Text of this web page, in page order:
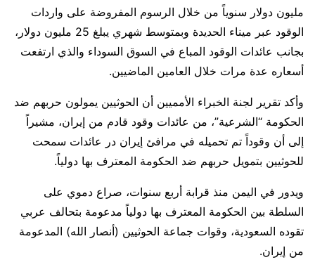
مليون دولار سنوياً من خلال الرسوم المفروضة على واردات
الوقود عبر ميناء الحديدة وبمتوسط شهري يبلغ 25 مليون دولار،
بجانب عائدات الوقود المباع في السوق السوداء والذي ارتفعت
أسعاره عدة مرات خلال العامين الماضيين.
وأكد تقرير لجنة الخبراء الأمميين أن الحوثيين يمولون حربهم ضد
الحكومة “الشرعية”، من عائدات وقود قادم من إيران، مشيراً
إلى أن وقوداً تم تحميله في مرافئ إيران در عائدات سمحت
للحوثيين بتمويل حربهم ضد الحكومة المعترف بها دولياً.
ويدور في اليمن منذ قرابة أربع سنوات، صراع دموي على
السلطة بين الحكومة المعترف بها دولياً مدعومة بتحالف عربي
تقوده السعودية، وقوات جماعة الحوثيين (أنصار الله) المدعومة
من إيران.